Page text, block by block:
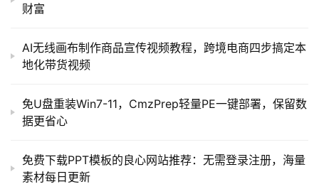
财富
AI无线画布制作商品宣传视频教程，跨境电商四步搞定本
地化带货视频
免U盘重装Win7-11，CmzPrep轻量PE一键部署，保留数
据更省心
免费下载PPT模板的良心网站推荐：无需登录注册，海量
素材每日更新